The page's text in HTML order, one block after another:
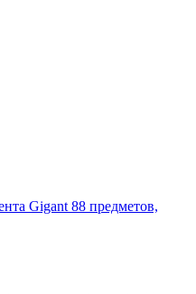
Gigant 88 предметов,